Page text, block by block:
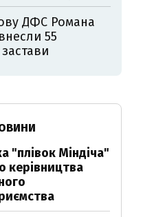
ДФС Романа
55
"плівок Міндіча"
керівництва